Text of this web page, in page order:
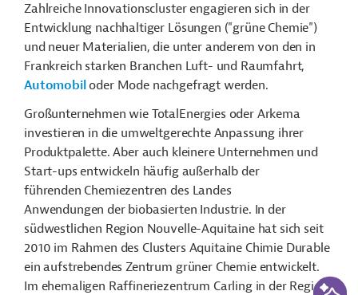
Zahlreiche Innovationscluster engagieren sich in der
Entwicklung nachhaltiger Lösungen ("grüne Chemie")
und neuer Materialien, die unter anderem von den in
Frankreich starken Branchen Luft- und Raumfahrt,
Automobiloder Mode nachgefragt werden.
Großunternehmen wie TotalEnergies oder Arkema
investieren in die umweltgerechte Anpassung ihrer
Produktpalette. Aber auch kleinere Unternehmen und
Start-ups entwickeln häufig außerhalb der
führenden Chemiezentren des Landes
Anwendungen der biobasierten Industrie. In der
südwestlichen Region Nouvelle-Aquitaine hat sich seit
2010 im Rahmen des Clusters Aquitaine Chimie Durable
ein aufstrebendes Zentrum grüner Chemie entwickelt.
Im ehemaligen Raffineriezentrum Carling in der Region
KI-